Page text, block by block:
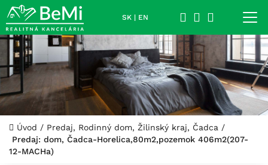
SK | EN
Úvod / Predaj, Rodinný dom, Žilinský kraj, Čadca /
Predaj: dom, Čadca-Horelica,80m2,pozemok 406m2(207-
12-MACHa)